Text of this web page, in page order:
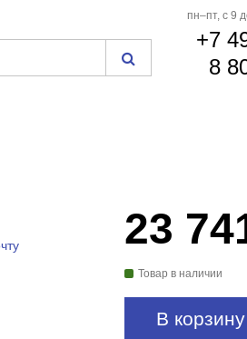
пн–пт, с 9
+7
8
23
Товар в наличии
В корзину